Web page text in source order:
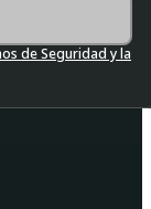
de Seguridad y la